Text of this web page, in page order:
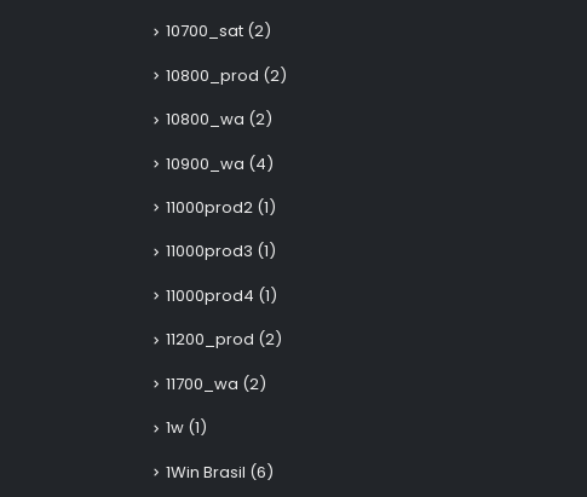
10700_sat (2)
10800_prod (2)
10800_wa (2)
10900_wa (4)
11000prod2 (1)
11000prod3 (1)
11000prod4 (1)
11200_prod (2)
11700_wa (2)
1w (1)
1Win Brasil (6)